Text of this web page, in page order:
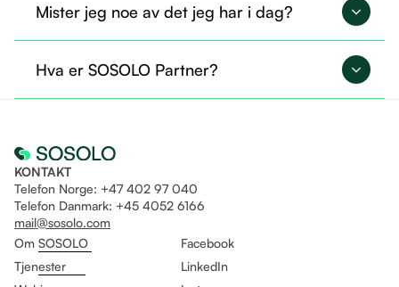
overført, og du kan fortsette som før.
Mister jeg noe av det jeg har i dag?
bruker. I tillegg får du mulighet til å ta i bruk flere
Hva er SOSOLO Partner?
KONTAKT
Telefon Norge: +47 402 97 040
Telefon Danmark: +45 4052 6166
mail@sosolo.com
Om SOSOLO
Tjenester
Facebook
LinkedIn